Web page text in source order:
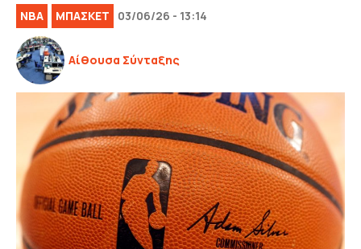
NBA ΜΠΑΣΚΕΤ 03/06/26 - 13:14
Αίθουσα Σύνταξης